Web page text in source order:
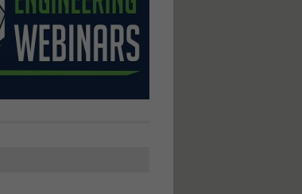
Αρχιτεκτονικός
Σχεδιασμός με το
Rhinoceros